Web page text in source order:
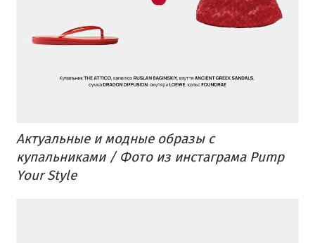
Актуальные и модные образы с
купальниками / Фото из инстаграма Pump
Your Style